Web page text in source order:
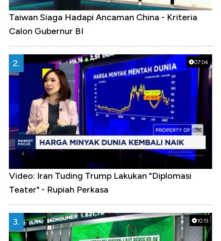
Taiwan Siaga Hadapi Ancaman China - Kriteria
Calon Gubernur BI
07:04
2.
Video: Iran Tuding Trump Lakukan "Diplomasi
Teater" - Rupiah Perkasa
10:13
3.